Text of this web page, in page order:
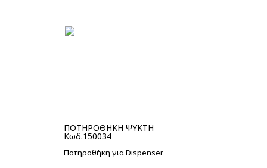
ΠΟΤΗΡΟΘΗΚΗ ΨΥΚΤΗ
Κωδ.150034
Ποτηροθήκη για Dispenser